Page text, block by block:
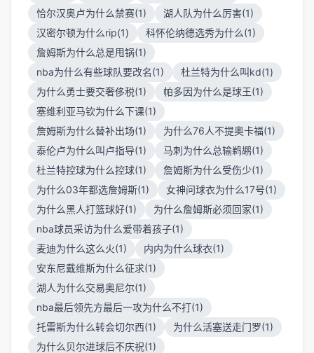
恰尔汉奥卢为什么禁赛(1)
湖人队为什么厉害(1)
汉密尔顿为什么rip(1)
科怀伦纳德选秀为什么(1)
詹姆斯为什么总是甩锅(1)
nba为什么有些球队要改名(1)
杜兰特为什么叫kd(1)
为什么勇士要交奢侈税(1)
帕多因为什么是球王(1)
塞维利亚马钦为什么下课(1)
詹姆斯为什么替补出场(1)
为什么76人不提奥卡福(1)
泰伦卢为什么叫卢指导(1)
马刺为什么总输鹈鹕(1)
杜兰特控球为什么控球(1)
詹姆斯为什么受伤少(1)
为什么03年都选詹姆斯(1)
女神问球衣为什么17号(1)
为什么黑人打篮球好(1)
为什么詹姆斯必须回家(1)
nba球员采访为什么爱带着孩子(1)
麦迪为什么这么火(1)
内内为什么球衣(1)
安东尼戴维斯为什么征求(1)
湖人为什么交易奥尼尔(1)
nba最后领先方最后一攻为什么不打(1)
托雷斯为什么转会切尔西(1)
为什么活塞送走门罗(1)
为什么贝尔进球后不庆祝(1)